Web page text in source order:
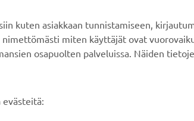
MUUALLA
Racing
ASIAKASTUKI
Verkkokaupan tuki
kuten asiakkaan tunnistamiseen,
miten käyttäjät ovat
osapuolten palveluissa. Näiden